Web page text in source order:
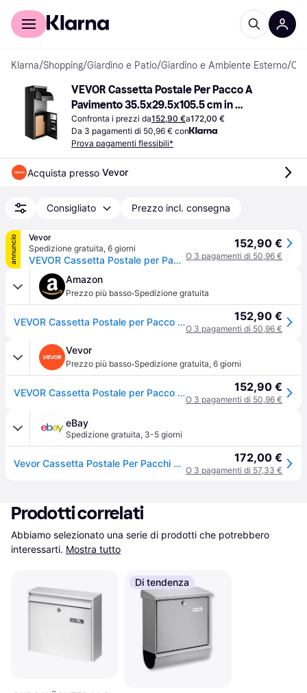
Per il tuo shopping
Klarna/Shopping/Giardino e Patio/Giardino e Ambiente Esterno/
VEVOR Cassetta Postale Per Pacco A
Pavimento 35.5x29.5x105.5 cm in
Acciaio Zincato Con Serratura a Codici
Capacita Carico 50 kg
Confronta i prezzi da152,90 €a172,00 €
Da 3 pagamenti di 50,96 € con
Prova pagamenti flessibili*
Acquista presso Vevor
Consigliato Prezzo incl. consegna
annuncio
Vevor
Spedizione gratuita, 6 giorni
VEVOR Cassetta Postale per Pacco a Pavimento 35,5x29,5x105,5 cm in Acciaio Zincato con Serratura a Codici Capacità Carico 50kg, Cassetta a Terra per Pacchi Dimensioni max. per Pacco da 18x26,5x40 cm
152,90 €
O 3 pagamenti di 50,96 €
Amazon
Prezzo più basso·Spedizione gratuita
VEVOR Cassetta Postale per Pacco a Pavimento 35,5x29,5x105,5 cm in Acciaio Zincato con Serratura a Codici Capacità Carico 50kg, Cassetta a Terra per Pacchi Dimensioni max. per Pacco da 18x26,5x40 cm 152,90 €
O 3 pagamenti di 50,96 €
Vevor
Prezzo più basso·Spedizione gratuita, 6 giorni
VEVOR Cassetta Postale per Pacco a Pavimento 35,5x29,5x105,5 cm in Acciaio Zincato con Serratura a Codici Capacità Carico 50kg, Cassetta a Terra per Pacchi Dimensioni max. per Pacco da 18x26,5x40 cm 152,90 €
O 3 pagamenti di 50,96 €
eBay
Spedizione gratuita, 3-5 giorni
Vevor Cassetta Postale Per Pacchi A Terra 35,5x29,5x105,5 Cm Lucchetto A Codici 172,00 €
O 3 pagamenti di 57,33 €
Prodotti correlati
Abbiamo selezionato una serie di prodotti che potrebbero
interessarti. Mostra tutto
Di tendenza